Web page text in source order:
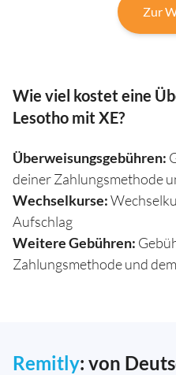
Zur
Wie viel kostet eine
Lesotho mit XE?
Überweisungsgebühren:
deiner Zahlungsmethode
Wechselkurse:
Aufschlag
Weitere Gebühren:
Zahlungsmethode und
Remitly: von